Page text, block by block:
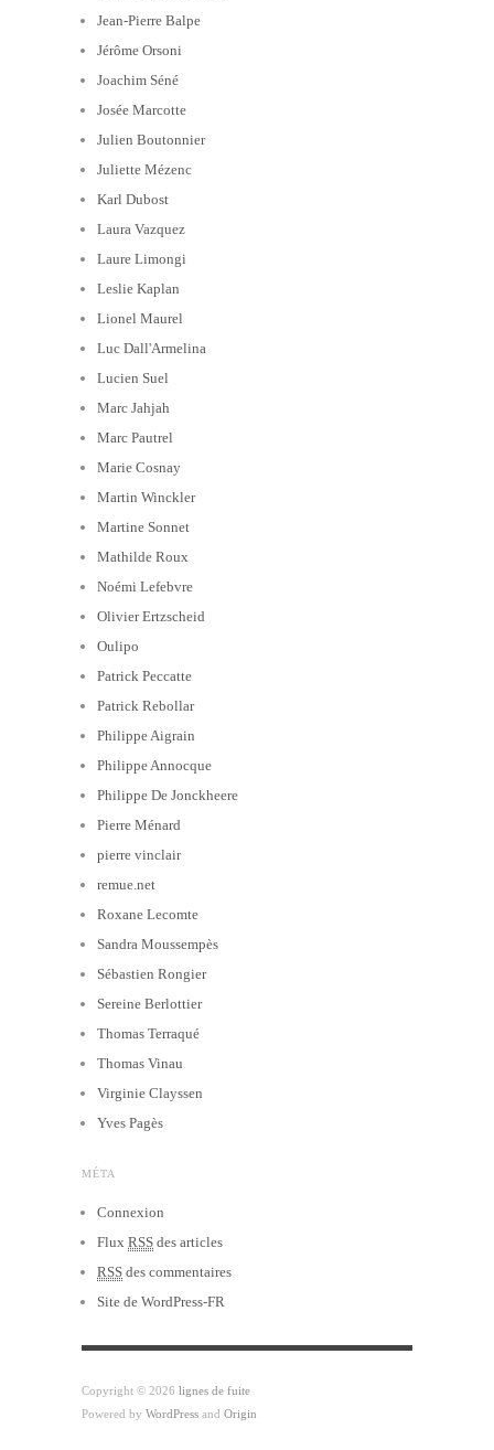
Jean-Pierre Balpe
Jérôme Orsoni
Joachim Séné
Josée Marcotte
Julien Boutonnier
Juliette Mézenc
Karl Dubost
Laura Vazquez
Laure Limongi
Leslie Kaplan
Lionel Maurel
Luc Dall'Armelina
Lucien Suel
Marc Jahjah
Marc Pautrel
Marie Cosnay
Martin Winckler
Martine Sonnet
Mathilde Roux
Noémi Lefebvre
Olivier Ertzscheid
Oulipo
Patrick Peccatte
Patrick Rebollar
Philippe Aigrain
Philippe Annocque
Philippe De Jonckheere
Pierre Ménard
pierre vinclair
remue.net
Roxane Lecomte
Sandra Moussempès
Sébastien Rongier
Sereine Berlottier
Thomas Terraqué
Thomas Vinau
Virginie Clayssen
Yves Pagès
MÉTA
Connexion
Flux RSS des articles
RSS des commentaires
Site de WordPress-FR
Copyright © 2026 lignes de fuite
Powered by WordPress and Origin